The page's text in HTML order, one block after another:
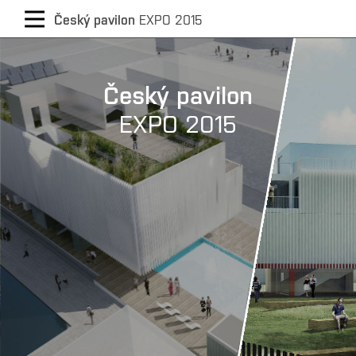
Český pavilon EXPO 2015
CZECH
Český pavilon
EXPO 2015